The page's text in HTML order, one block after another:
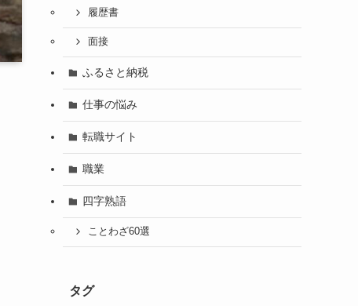
履歴書
面接
ふるさと納税
仕事の悩み
転職サイト
職業
四字熟語
ことわざ60選
タグ